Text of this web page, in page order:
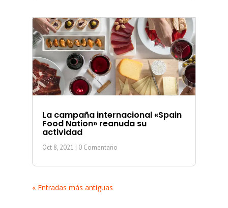
La campaña internacional «Spain
Food Nation» reanuda su
actividad
Oct 8, 2021 | 0 Comentario
« Entradas más antiguas